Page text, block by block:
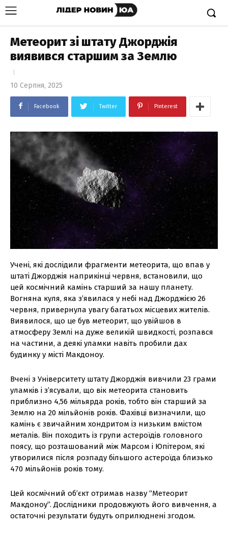
Метеорит зі штату Джорджія
виявився старшим за Землю
10 Серпня, 2025
Facebook Twitter Pinterest
Учені, які дослідили фрагменти метеорита, що впав у
штаті Джорджія наприкінці червня, встановили, що
цей космічний камінь старший за нашу планету.
Вогняна куля, яка з’явилася у небі над Джорджією 26
червня, привернула увагу багатьох місцевих жителів.
Виявилося, що це був метеорит, що увійшов в
атмосферу Землі на дуже великій швидкості, розпався
на частини, а деякі уламки навіть пробили дах
будинку у місті Макдоноу.
Вчені з Університету штату Джорджія вивчили 23 грами
уламків і з’ясували, що вік метеорита становить
приблизно 4,56 мільярда років, тобто він старший за
Землю на 20 мільйонів років. Фахівці визначили, що
камінь є звичайним хондритом із низьким вмістом
металів. Він походить із групи астероїдів головного
поясу, що розташований між Марсом і Юпітером, які
утворилися після розпаду більшого астероїда близько
470 мільйонів років тому.
Цей космічний об’єкт отримав назву “Метеорит
Макдоноу”. Дослідники продовжують його вивчення, а
остаточні результати будуть оприлюднені згодом.